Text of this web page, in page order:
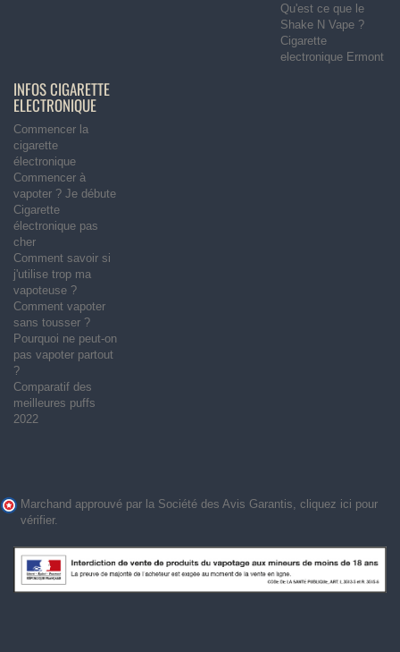
Qu'est ce que le
Shake N Vape ?
Cigarette
electronique Ermont
INFOS CIGARETTE
ELECTRONIQUE
Commencer la
cigarette
électronique
Commencer à
vapoter ? Je débute
Cigarette
électronique pas
cher
Comment savoir si
j'utilise trop ma
vapoteuse ?
Comment vapoter
sans tousser ?
Pourquoi ne peut-on
pas vapoter partout
?
Comparatif des
meilleures puffs
2022
Marchand approuvé par la Société des Avis Garantis, cliquez ici pour
vérifier.